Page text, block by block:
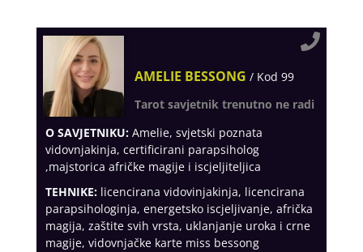
AMELIE BESSONG / Kod 99
Tarot savjetnik trenutno ne radi
O SAVJETNIKU:Amelie, svjetski poznata
vidovnjakinja, certificirani parapsiholog
,majstorica afričke magije i iscjeljiteljica
TEHNIKE:licencirana vidovinjakinja, licencirana
parapsihologinja, energetsko iscjeljivanje, afrička
magija, zaštite svih vrsta, uklanjanje uroka i crne
magije, vidovnjačke karte miss bessong